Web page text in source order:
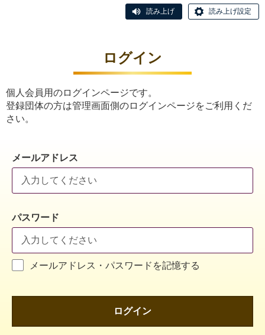
読み上げ 読み上げ設定
ログイン
個人会員用のログインページです。
登録団体の方は管理画面側のログインページをご利用くだ
さい。
メールアドレス
パスワード
メールアドレス・パスワードを記憶する
ログイン